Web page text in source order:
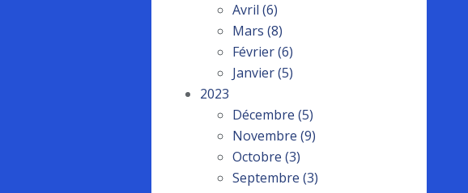
Avril (6)
Mars (8)
Février(6)
Janvier(5)
2023
Décembre (5)
Novembre (9)
Octobre (3)
Septembre (3)